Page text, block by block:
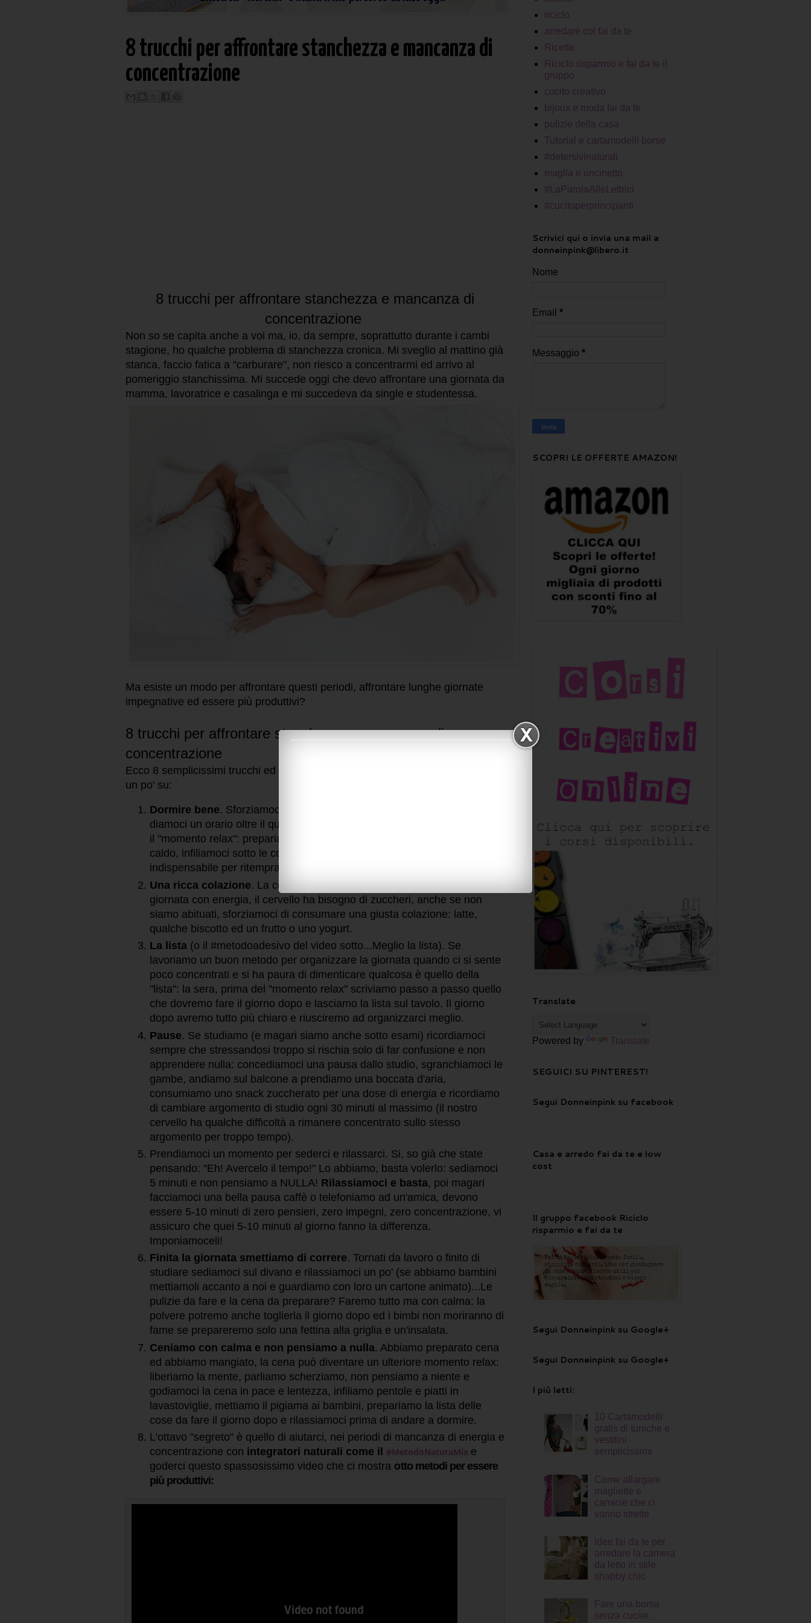
8 trucchi per affrontare stanchezza e mancanza di
concentrazione
8 trucchi per affrontare stanchezza e mancanza di
concentrazione
Non so se capita anche a voi ma, io, da sempre, soprattutto durante i cambi
stagione, ho qualche problema di stanchezza cronica. Mi sveglio al mattino già
stanca, faccio fatica a "carburare", non riesco a concentrarmi ed arrivo al
pomeriggio stanchissima. Mi succede oggi che devo affrontare una giornata da
mamma, lavoratrice e casalinga e mi succedeva da single e studentessa.
Ma esiste un modo per affrontare questi periodi, affrontare lunghe giornate
impegnative ed essere più produttivi?
8 trucchi per affrontare stanchezza e mancanza di
concentrazione
Ecco 8 semplicissimi trucchi ed un divertentissimo video per sorriderci anche
un po' su:
Dormire bene. Sforziamoci di dormire almeno 8 ore a notte, la sera
diamoci un orario oltre il quale l'unico obbligo deve essere quello goderci
il "momento relax": prepariamoci una tisana, facciamo un bel bagno
caldo, infiliamoci sotto le coperte e dormiamo (il riposo notturno è
indispensabile per ritemprare corpo e mente).
Una ricca colazione. La colazione è molto importante per affrontare la
giornata con energia, il cervello ha bisogno di zuccheri, anche se non
siamo abituati, sforziamoci di consumare una giusta colazione: latte,
qualche biscotto ed un frutto o uno yogurt.
La lista (o il #metodoadesivo del video sotto...Meglio la lista). Se
lavoriamo un buon metodo per organizzare la giornata quando ci si sente
poco concentrati e si ha paura di dimenticare qualcosa è quello della
"lista": la sera, prima del "momento relax" scriviamo passo a passo quello
che dovremo fare il giorno dopo e lasciamo la lista sul tavolo. Il giorno
dopo avremo tutto più chiaro e riusciremo ad organizzarci meglio.
Pause. Se studiamo (e magari siamo anche sotto esami) ricordiamoci
sempre che stressandosi troppo si rischia solo di far confusione e non
apprendere nulla: concediamoci una pausa dallo studio, sgranchiamoci le
gambe, andiamo sul balcone a prendiamo una boccata d'aria,
consumiamo uno snack zuccherato per una dose di energia e ricordiamo
di cambiare argomento di studio ogni 30 minuti al massimo (il nostro
cervello ha qualche difficoltà a rimanere concentrato sullo stesso
argomento per troppo tempo).
Prendiamoci un momento per sederci e rilassarci. Si, so già che state
pensando: "Eh! Avercelo il tempo!" Lo abbiamo, basta volerlo: sediamoci
5 minuti e non pensiamo a NULLA! Rilassiamoci e basta, poi magari
facciamoci una bella pausa caffè o telefoniamo ad un'amica, devono
essere 5-10 minuti di zero pensieri, zero impegni, zero concentrazione, vi
assicuro che quei 5-10 minuti al giorno fanno la differenza.
Imponiamoceli!
Finita la giornata smettiamo di correre. Tornati da lavoro o finito di
studiare sediamoci sul divano e rilassiamoci un po' (se abbiamo bambini
mettiamoli accanto a noi e guardiamo con loro un cartone animato)...Le
pulizie da fare e la cena da preparare? Faremo tutto ma con calma: la
polvere potremo anche toglierla il giorno dopo ed i bimbi non moriranno di
fame se prepareremo solo una fettina alla griglia e un'insalata.
Ceniamo con calma e non pensiamo a nulla. Abbiamo preparato cena
ed abbiamo mangiato, la cena può diventare un ulteriore momento relax:
liberiamo la mente, parliamo scherziamo, non pensiamo a niente e
godiamoci la cena in pace e lentezza, infiliamo pentole e piatti in
lavastoviglie, mettiamo il pigiama ai bambini, prepariamo la lista delle
cose da fare il giorno dopo e rilassiamoci prima di andare a dormire.
L'ottavo "segreto" è quello di aiutarci, nei periodi di mancanza di energia e
concentrazione con integratori naturali come il #MetodoNaturaMix e
goderci questo spassosissimo video che ci mostra otto metodi per essere
più produttivi:
riciclo
arredare col fai da te
Ricette
Riciclo risparmio e fai da te il
gruppo
cucito creativo
bijoux e moda fai da te
pulizie della casa
Tutorial e cartamodelli borse
#detersivinaturali
maglia e uncinetto
#LaParolaAlleLettrici
#cucitoperprincipanti
Scrivici qui o invia una mail a
donneinpink@libero.it
Nome
Email *
Messaggio *
SCOPRI LE OFFERTE AMAZON!
Translate
Powered by Translate
SEGUICI SU PINTEREST!
Segui Donneinpink su facebook
Casa e arredo fai da te e low
cost
Il gruppo facebook Riciclo
risparmio e fai da te
Segui Donneinpink su Google+
Segui Donneinpink su Google+
I più letti:
10 Cartamodelli
gratis di tuniche e
vestitini
semplicissimi
Come allargare
magliette e
camicie che ci
vanno strette
Idee fai da te per
arredare la camera
da letto in stile
shabby chic
Fare una borsa
senza cucire.